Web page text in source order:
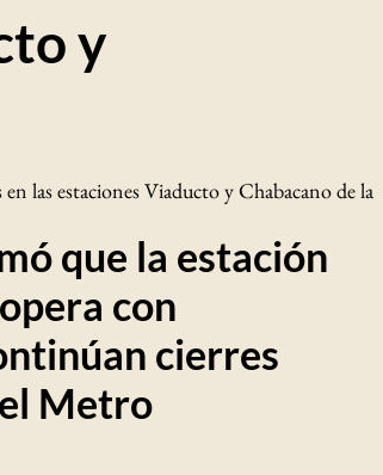
y
las estaciones Viaducto y Chabacano de la
que la estación
con
cierres
Metro